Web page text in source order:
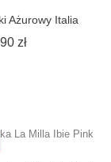
Ażurowy Italia
złCena